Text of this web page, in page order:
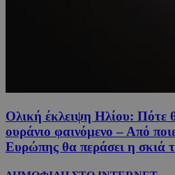
Ολική έκλειψη Ηλίου: Πότε
ουράνιο φαινόμενο – Από
Ευρώπης θα περάσει η σκιά